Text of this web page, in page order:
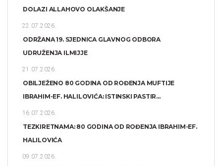
DOLAZI ALLAHOVO OLAKŠANJE
22.07.2026.
ODRŽANA 19. SJEDNICA GLAVNOG ODBORA
UDRUŽENJA ILMIJJE
21.07.2026.
OBILJEŽENO 80 GODINA OD ROĐENJA MUFTIJE
IBRAHIM-EF. HALILOVIĆA: ISTINSKI PASTIR...
16.07.2026.
TEZKIRETNAMA: 80 GODINA OD ROĐENJA IBRAHIM-EF.
HALILOVIĆA
09.07.2026.